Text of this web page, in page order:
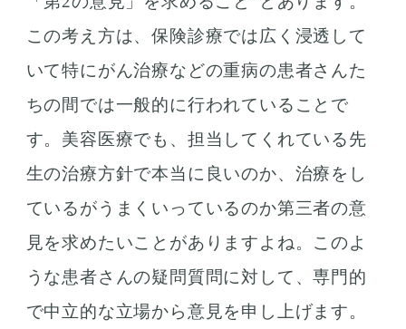
この考え方は、保険診療では広く浸透して
いて特にがん治療などの重病の患者さんた
ちの間では一般的に行われていることで
す。美容医療でも、担当してくれている先
生の治療方針で本当に良いのか、治療をし
ているがうまくいっているのか第三者の意
見を求めたいことがありますよね。このよ
うな患者さんの疑問質問に対して、専門的
で中立的な立場から意見を申し上げます。